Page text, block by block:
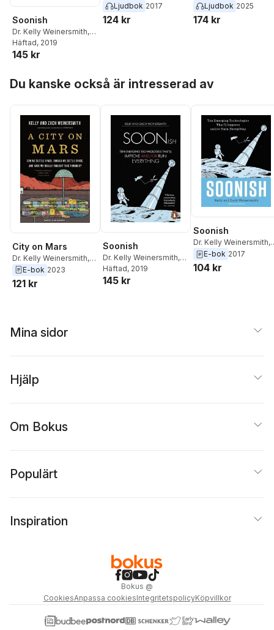
Soonish
Dr. Kelly Weinersmith,
Zach Weinersmith
Häftad, 2019
145 kr
Kelly Weinersmith
Ljudbok 2017
124 kr
Kelly Weinersmith
Ljudbok 2025
174 kr
Du kanske också är intresserad av
City on Mars
Dr. Kelly Weinersmith,
Zach Weinersmith
E-bok 2023
121 kr
Soonish
Dr. Kelly Weinersmith,
Zach Weinersmith
Häftad, 2019
145 kr
Soonish
Dr. Kelly Weinersmith,
Zach Weinersmith
E-bok 2017
104 kr
Mina sidor
Hjälp
Om Bokus
Populärt
Inspiration
Bokus @
CookiesAnpassa cookiesIntegritetspolicyKöpvillkor